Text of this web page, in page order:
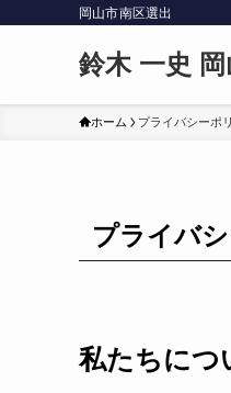
岡山市南区選出
鈴木 一史
ホーム プライバシーポ
プライバ
私たちにつ